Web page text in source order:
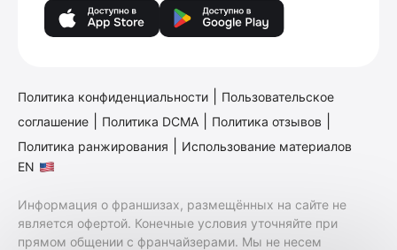
Политика конфиденциальности
Пользовательское
соглашение
Политика DCMA Политика отзывов
Политика ранжирования
Использование материалов
EN
Информация о франшизах, размещённых на сайте не
является офертой. Конечные условия уточняйте при
прямом общении с франчайзерами. Мы не несем